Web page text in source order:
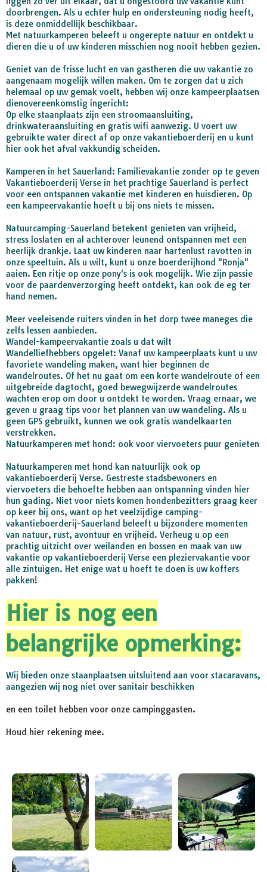
doorbrengen. Als u echter hulp en ondersteuning nodig heeft,
is deze onmiddellijk beschikbaar.
Met natuurkamperen beleeft u ongerepte natuur en ontdekt u
dieren die u of uw kinderen misschien nog nooit hebben gezien.
Geniet van de frisse lucht en van gastheren die uw vakantie zo
aangenaam mogelijk willen maken. Om te zorgen dat u zich
helemaal op uw gemak voelt, hebben wij onze kampeerplaatsen
dienovereenkomstig ingericht:
Op elke staanplaats zijn een stroomaansluiting,
drinkwateraansluiting en gratis wifi aanwezig. U voert uw
gebruikte water direct af op onze vakantieboerderij en u kunt
hier ook het afval vakkundig scheiden.
Kamperen in het Sauerland: Familievakantie zonder op te geven
Vakantieboerderij Verse in het prachtige Sauerland is perfect
voor een ontspannen vakantie met kinderen en huisdieren. Op
een kampeervakantie hoeft u bij ons niets te missen.
Natuurcamping-Sauerland betekent genieten van vrijheid,
stress loslaten en al achterover leunend ontspannen met een
heerlijk drankje. Laat uw kinderen naar hartenlust ravotten in
onze speeltuin. Als u wilt, kunt u onze boerderijhond "Ronja"
aaien. Een ritje op onze pony's is ook mogelijk. Wie zijn passie
voor de paardenverzorging heeft ontdekt, kan ook de eg ter
hand nemen.
Meer veeleisende ruiters vinden in het dorp twee maneges die
zelfs lessen aanbieden.
Wandel-kampeervakantie zoals u dat wilt
Wandelliefhebbers opgelet: Vanaf uw kampeerplaats kunt u uw
favoriete wandeling maken, want hier beginnen de
wandelroutes. Of het nu gaat om een korte wandelroute of een
uitgebreide dagtocht, goed bewegwijzerde wandelroutes
wachten erop om door u ontdekt te worden. Vraag ernaar, we
geven u graag tips voor het plannen van uw wandeling. Als u
geen GPS gebruikt, kunnen we ook gratis wandelkaarten
verstrekken.
Natuurkamperen met hond: ook voor viervoeters puur genieten
Natuurkamperen met hond kan natuurlijk ook op
vakantieboerderij Verse. Gestreste stadsbewoners en
viervoeters die behoefte hebben aan ontspanning vinden hier
hun gading. Niet voor niets komen hondenbezitters graag keer
op keer bij ons, want op het veelzijdige camping-
vakantieboerderij-Sauerland beleeft u bijzondere momenten
van natuur, rust, avontuur en vrijheid. Verheug u op een
prachtig uitzicht over weilanden en bossen en maak van uw
vakantie op vakantieboerderij Verse een pleziervakantie voor
alle zintuigen. Het enige wat u hoeft te doen is uw koffers
pakken!
Hier is nog een
belangrijke opmerking:
Wij bieden onze staanplaatsen uitsluitend aan voor stacaravans,
aangezien wij nog niet over sanitair beschikken
en een toilet hebben voor onze campinggasten.
Houd hier rekening mee.